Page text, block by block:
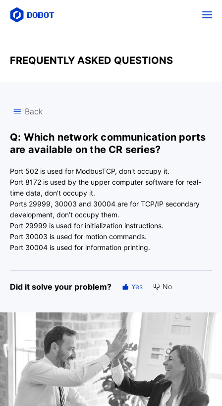
FREQUENTLY ASKED QUESTIONS
Back
Q: Which network communication ports
are available on the CR series?
Port 502 is used for ModbusTCP, don't occupy it.
Port 8172 is used by the upper computer software for real-
time data, don't occupy it.
Ports 29999, 30003 and 30004 are for TCP/IP secondary
development, don’t occupy them.
Port 29999 is used for initialization instructions.
Port 30003 is used for motion commands.
Port 30004 is used for information printing.
Did it solve your problem? Yes No